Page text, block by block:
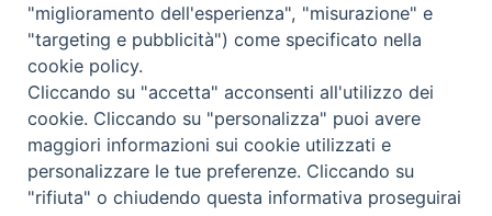
Abbonamento Annuale Cartaceo
Abbonamento Singola Copia Digitale
Redazione: Pavia, Piazza Duomo 11 - tel. 0382.24736 -
amministrazione@ilticino.it - repossi@ilticino.it - P.
"miglioramento dell'esperienza", "misurazione" e
"targeting e pubblicità") come specificato nella
cookie policy.
Cliccando su "accetta" acconsenti all'utilizzo dei
cookie. Cliccando su "personalizza" puoi avere
maggiori informazioni sui cookie utilizzati e
personalizzare le tue preferenze. Cliccando su
"rifiuta" o chiudendo questa informativa proseguirai